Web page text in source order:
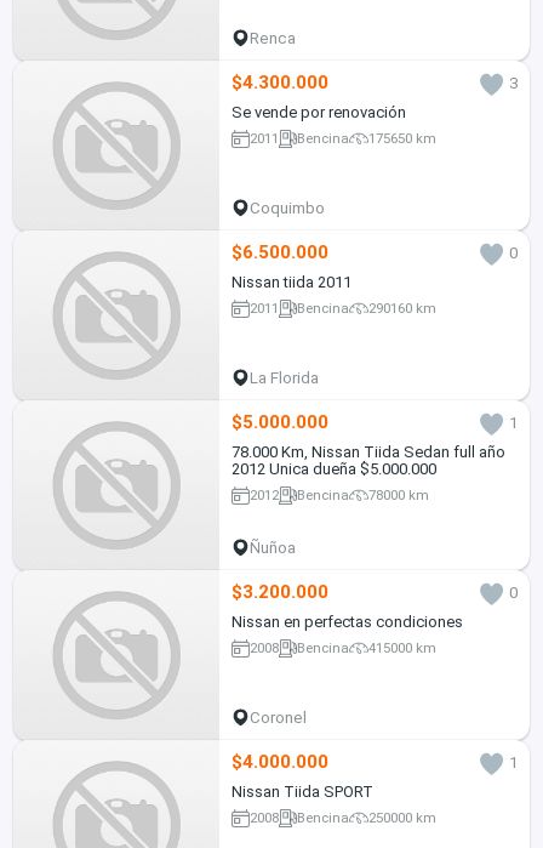
Renca
$4.300.000
3
Se vende por renovación
2011 Bencina 175650 km
Coquimbo
$6.500.000
0
Nissan tiida 2011
2011 Bencina 290160 km
La Florida
$5.000.000
1
78.000 Km, Nissan Tiida Sedan full año
2012 Unica dueña $5.000.000
2012 Bencina 78000 km
Ñuñoa
$3.200.000
0
Nissan en perfectas condiciones
2008 Bencina 415000 km
Coronel
$4.000.000
1
Nissan Tiida SPORT
2008 Bencina 250000 km